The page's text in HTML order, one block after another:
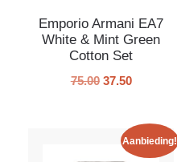
Emporio Armani EA7
White & Mint Green
Cotton Set
75.00 37.50
Aanbieding!